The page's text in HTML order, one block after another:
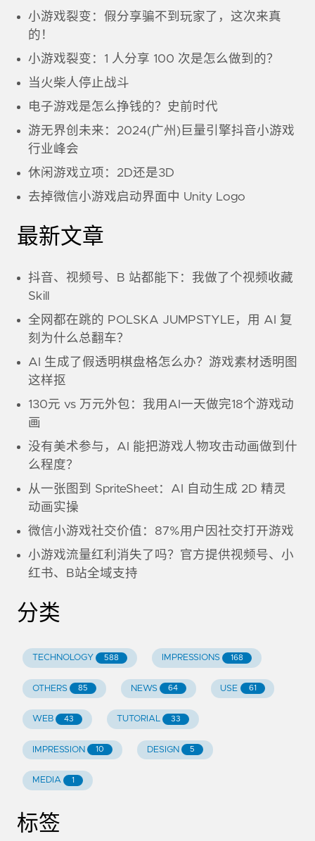
小游戏裂变：假分享骗不到玩家了，这次来真
的！
小游戏裂变：1 人分享 100 次是怎么做到的？
当火柴人停止战斗
电子游戏是怎么挣钱的？史前时代
游无界创未来：2024(广州)巨量引擎抖音小游戏
行业峰会
休闲游戏立项：2D还是3D
去掉微信小游戏启动界面中 Unity Logo
最新文章
抖音、视频号、B 站都能下：我做了个视频收藏
Skill
全网都在跳的 POLSKA JUMPSTYLE，用 AI 复
刻为什么总翻车？
AI 生成了假透明棋盘格怎么办？游戏素材透明图
这样抠
130元 vs 万元外包：我用AI一天做完18个游戏动
画
没有美术参与，AI 能把游戏人物攻击动画做到什
么程度？
从一张图到 SpriteSheet：AI 自动生成 2D 精灵
动画实操
微信小游戏社交价值：87%用户因社交打开游戏
小游戏流量红利消失了吗？官方提供视频号、小
红书、B站全域支持
分类
TECHNOLOGY 588 IMPRESSIONS 168
OTHERS 85 NEWS 64 USE 61
WEB 43 TUTORIAL 33
IMPRESSION 10 DESIGN 5
MEDIA 1
标签